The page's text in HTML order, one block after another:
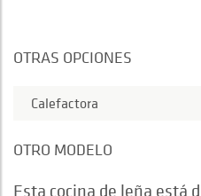
OTRAS OPCIONES
Calefactora
OTRO MODELO
Esta cocina de leña está